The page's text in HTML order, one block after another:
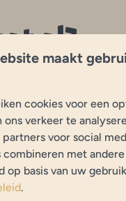
al?
kleurplaat ophalen?
maakt
cookies voor een
ons verkeer te
voor social
combineren met
op basis van uw
.